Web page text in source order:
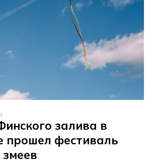
залива в
прошел фестиваль